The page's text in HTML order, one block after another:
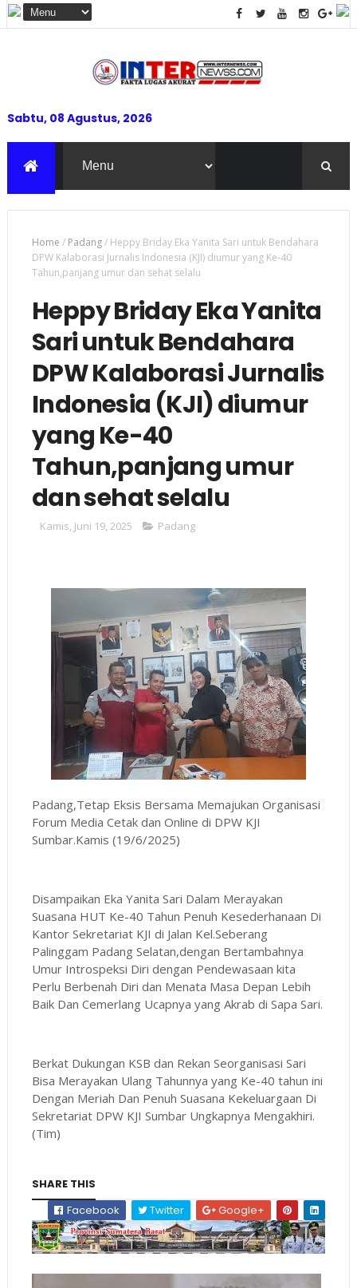
Sabtu, 08 Agustus, 2026
Home / Padang/ Heppy Briday Eka Yanita Sari untuk Bendahara
DPW Kalaborasi Jurnalis Indonesia (KJI) diumur yang Ke-40
Tahun,panjang umur dan sehat selalu
Heppy Briday Eka Yanita
Sari untuk Bendahara
DPW Kalaborasi Jurnalis
Indonesia (KJI) diumur
yang Ke-40
Tahun,panjang umur
dan sehat selalu
Kamis, Juni 19, 2025 Padang
Padang,Tetap Eksis Bersama Memajukan Organisasi
Forum Media Cetak dan Online di DPW KJI
Sumbar.Kamis (19/6/2025)
Disampaikan Eka Yanita Sari Dalam Merayakan
Suasana HUT Ke-40 Tahun Penuh Kesederhanaan Di
Kantor Sekretariat KJI di Jalan Kel.Seberang
Palinggam Padang Selatan,dengan Bertambahnya
Umur Introspeksi Diri dengan Pendewasaan kita
Perlu Berbenah Diri dan Menata Masa Depan Lebih
Baik Dan Cemerlang Ucapnya yang Akrab di Sapa Sari.
Berkat Dukungan KSB dan Rekan Seorganisasi Sari
Bisa Merayakan Ulang Tahunnya yang Ke-40 tahun ini
Dengan Meriah Dan Penuh Suasana Kekeluargaan Di
Sekretariat DPW KJI Sumbar Ungkapnya Mengakhiri.
(Tim)
SHARE THIS
Facebook
Twitter Google+